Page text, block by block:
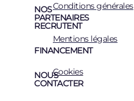
NOS
PARTENAIRES
RECRUTENT
FINANCEMENT
NOUS
CONTACTER
Conditions générales
Mentions légales
Cookies